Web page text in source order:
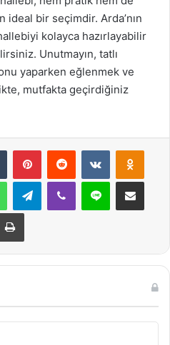
ideal bir seçimdir. Arda’nın
kolayca hazırlayabilir
Unutmayın, tatlı
yaparken eğlenmek ve
mutfakta geçirdiğiniz
Tumblr PinterestReddit VKontakte
WhatsAppTelegramViber Line E-Posta ile
Yazdır